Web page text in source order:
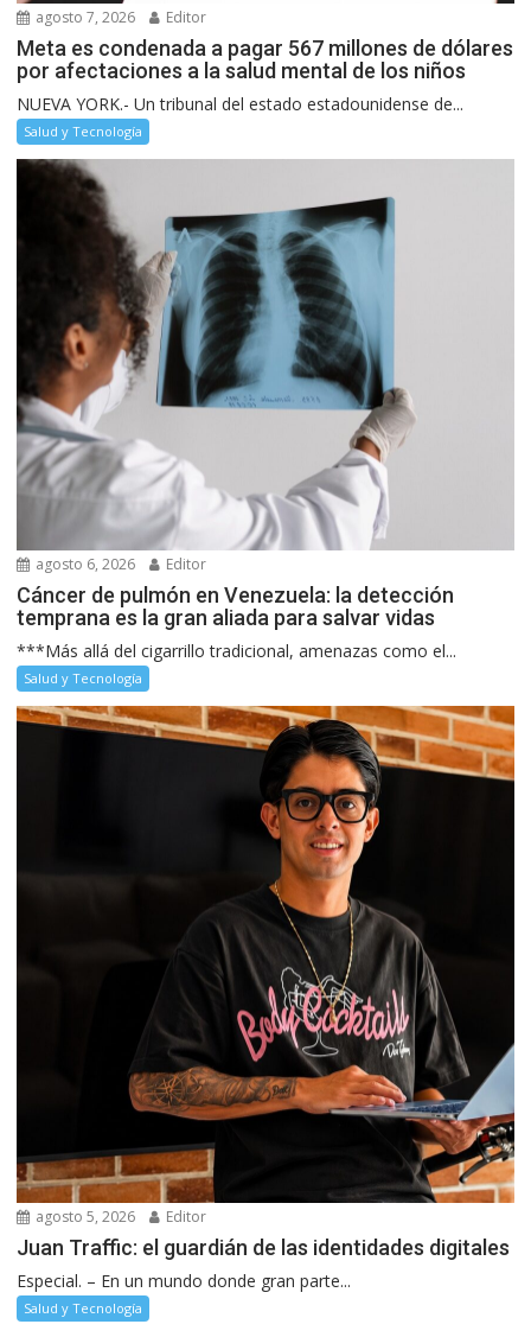
agosto 7, 2026 Editor
Meta es condenada a pagar 567 millones de dólares
por afectaciones a la salud mental de los niños
NUEVA YORK.- Un tribunal del estado estadounidense de...
Salud y Tecnología
agosto 6, 2026 Editor
Cáncer de pulmón en Venezuela: la detección
temprana es la gran aliada para salvar vidas
***Más allá del cigarrillo tradicional, amenazas como el...
Salud y Tecnología
agosto 5, 2026 Editor
Juan Traffic: el guardián de las identidades digitales
Especial. – En un mundo donde gran parte...
Salud y Tecnología